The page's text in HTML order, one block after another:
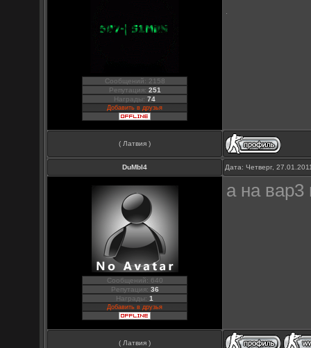
Сообщений: 2158
Репутация: 251
Награды:74
Добавить в друзья
( Латвия )
DuMbI4 Дата: Четверг,
Сообщений: 640
Репутация: 36
Награды:1
Добавить в друзья
а на
( Латвия )